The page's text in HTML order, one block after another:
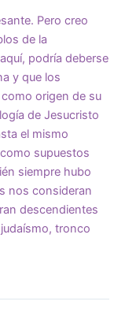
Pero creo
de la
podría deberse
y que los
origen de su
de Jesucristo
el mismo
supuestos
siempre hubo
nos consideran
descendientes
tronco